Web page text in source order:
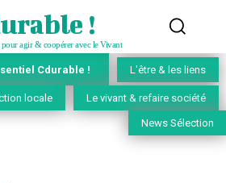
!
pour agir & coopérer avec le Vivant
Cdurable ! L'être & les liens
locale Le vivant & refaire société
News Sélection